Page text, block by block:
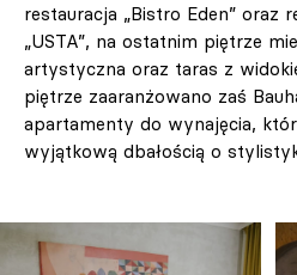
restauracja „Bistro Eden” oraz
„USTA”, na ostatnim piętrze
artystyczna oraz taras z
piętrze zaaranżowano zaś
apartamenty do wynajęcia,
wyjątkową dbałością o